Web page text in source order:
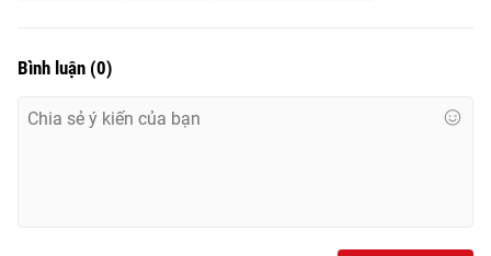
Bình luận (0)